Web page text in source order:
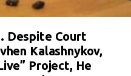
Despite Court
Kalashnykov,
Project, He